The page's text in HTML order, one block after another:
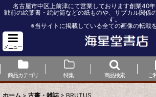
名古屋市中区上前津にて営業しております創業40年
戦前の絵葉書・絵封筒などの紙ものや、サブカル関係
す。
※当サイトに掲載している全ての画像の転載
メニュー
商品カテゴリ 特集 商品検索 ご
ホーム > 古書・雑誌 > BRUTUS